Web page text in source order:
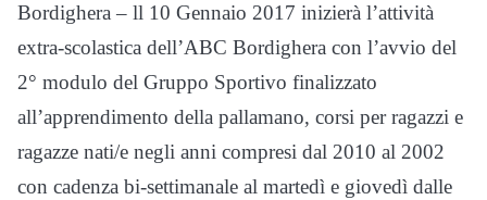
Bordighera – ll 10 Gennaio 2017 inizierà l’attività
extra-scolastica dell’ABC Bordighera con l’avvio del
2° modulo del Gruppo Sportivo finalizzato
all’apprendimento della pallamano, corsi per ragazzi e
ragazze nati/e negli anni compresi dal 2010 al 2002
con cadenza bi-settimanale al martedì e giovedì dalle